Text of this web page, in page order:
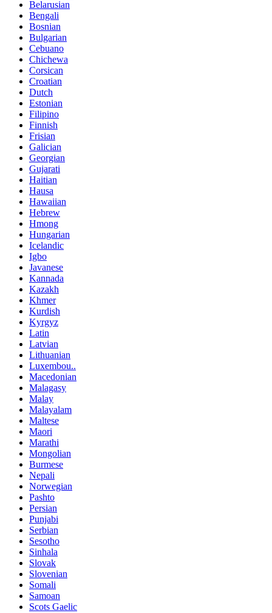
Belarusian
Bengali
Bosnian
Bulgarian
Cebuano
Chichewa
Corsican
Croatian
Dutch
Estonian
Filipino
Finnish
Frisian
Galician
Georgian
Gujarati
Haitian
Hausa
Hawaiian
Hebrew
Hmong
Hungarian
Icelandic
Igbo
Javanese
Kannada
Kazakh
Khmer
Kurdish
Kyrgyz
Latin
Latvian
Lithuanian
Luxembou..
Macedonian
Malagasy
Malay
Malayalam
Maltese
Maori
Marathi
Mongolian
Burmese
Nepali
Norwegian
Pashto
Persian
Punjabi
Serbian
Sesotho
Sinhala
Slovak
Slovenian
Somali
Samoan
Scots Gaelic